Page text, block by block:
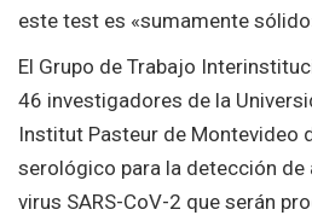
este test es «sumamente
El Grupo de Trabajo
46 investigadores de la
Institut Pasteur de Montevideo
serológico para la detección
virus SARS-CoV-2 que serán